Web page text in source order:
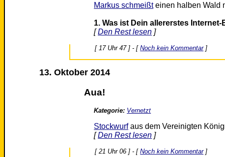
Markus schmeißteinen halben Wald
1. Was ist Dein allererstes
[Den Rest lesen ]
[ 17 Uhr 47 ] - [Noch kein Kommentar]
13. Oktober 2014
Aua!
Kategorie: Vernetzt
Stockwurfaus dem Vereinigten
[Den Rest lesen ]
[ 21 Uhr 06 ] - [Noch kein Kommentar]